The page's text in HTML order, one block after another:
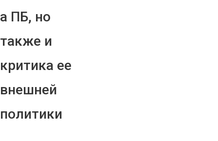
а ПБ, но
также и
критика ее
внешней
политики